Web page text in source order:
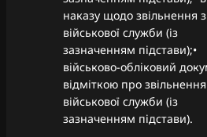
наказу щодо звільнення з
військової служби (із
зазначенням підстави);•
військово-обліковий
відміткою про
військової служби (із
зазначенням підстави).